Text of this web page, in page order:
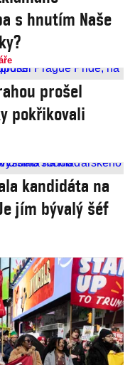
s hnutím Naše
prošel
pokřikovali
kandidáta na
jím bývalý šéf